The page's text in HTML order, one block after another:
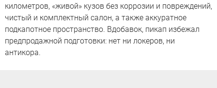
километров, «живой» кузов без коррозии и повреждений,
чистый и комплектный салон, а также аккуратное
подкапотное пространство. Вдобавок, пикап избежал
предпродажной подготовки: нет ни локеров, ни
антикора.